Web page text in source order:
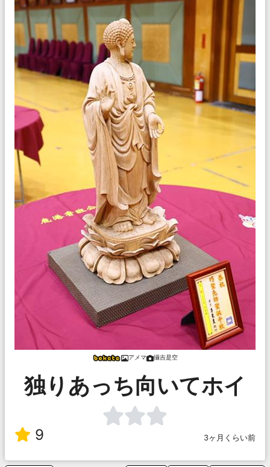
アメマ 攝吉是空
独りあっち向いてホイ
9 3ヶ月くらい前